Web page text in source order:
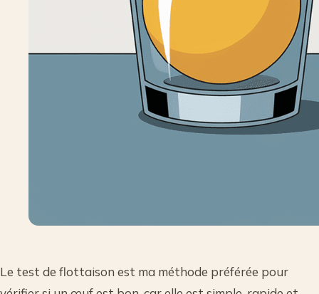
Le test de flottaison est ma méthode préférée pour